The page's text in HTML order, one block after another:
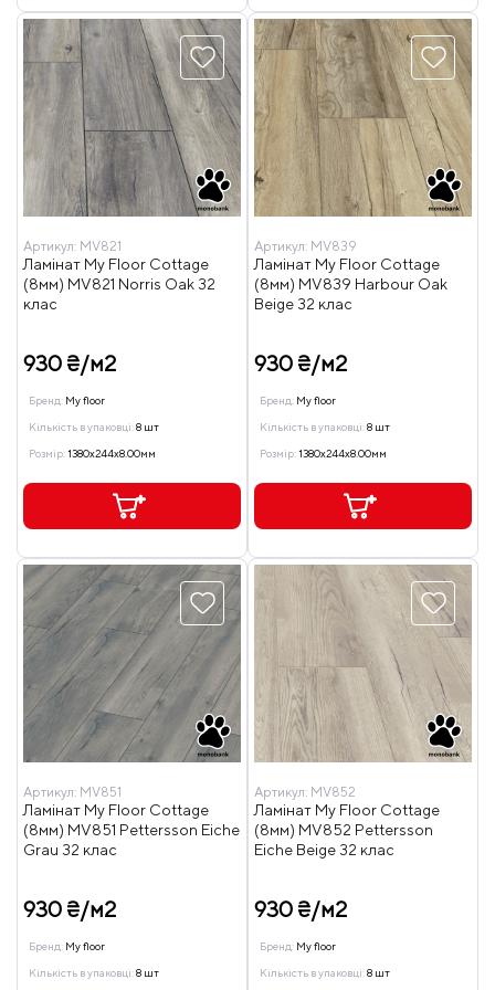
Артикул: MV821
Ламінат My Floor Cottage
(8мм) MV821 Norris Oak 32
клас
930 ₴/м2
Бренд: My floor
Кількість в упаковці:8 шт
Розмір:1380x244x8.00мм
Артикул: MV839
Ламінат My Floor Cottage
(8мм) MV839 Harbour Oak
Beige 32 клас
930 ₴/м2
Бренд: My floor
Кількість в упаковці:8 шт
Розмір:1380x244x8.00мм
Артикул: MV851
Ламінат My Floor Cottage
(8мм) MV851 Pettersson Eiche
Grau 32 клас
930 ₴/м2
Бренд: My floor
Кількість в упаковці:8 шт
Артикул: MV852
Ламінат My Floor Cottage
(8мм) MV852 Pettersson
Eiche Beige 32 клас
930 ₴/м2
Бренд: My floor
Кількість в упаковці:8 шт